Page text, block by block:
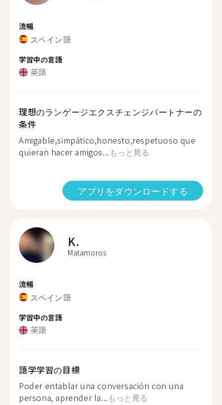
流暢
スペイン語
学習中の言語
英語
理想のランゲージエクスチェンジパートナーの
条件
Amigable,simpático,honesto,respetuoso que
quieran hacer amigos... もっと見る
アプリをダウンロードする
K.
Matamoros
流暢
スペイン語
学習中の言語
英語
語学学習の目標
Poder entablar una conversación con una
persona, aprender la... もっと見る